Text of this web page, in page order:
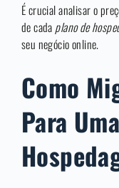
É crucial analisar o
de cada plano de
seu negócio online.
Como
Para